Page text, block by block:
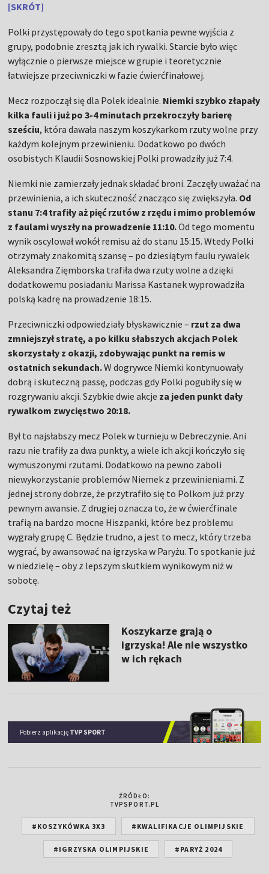
[SKRÓT]
Polki przystępowały do tego spotkania pewne wyjścia z
grupy, podobnie zresztą jak ich rywalki. Starcie było więc
wyłącznie o pierwsze miejsce w grupie i teoretycznie
łatwiejsze przeciwniczki w fazie ćwierćfinałowej.
Mecz rozpoczął się dla Polek idealnie. Niemki szybko złapały
kilka fauli i już po 3-4 minutach przekroczyły barierę
sześciu, która dawała naszym koszykarkom rzuty wolne przy
każdym kolejnym przewinieniu. Dodatkowo po dwóch
osobistych Klaudii Sosnowskiej Polki prowadziły już 7:4.
Niemki nie zamierzały jednak składać broni. Zaczęły uważać na
przewinienia, a ich skuteczność znacząco się zwiększyła. Od
stanu 7:4 trafiły aż pięć rzutów z rzędu i mimo problemów
z faulami wyszły na prowadzenie 11:10.Od tego momentu
wynik oscylował wokół remisu aż do stanu 15:15. Wtedy Polki
otrzymały znakomitą szansę – po dziesiątym faulu rywalek
Aleksandra Zięmborska trafiła dwa rzuty wolne a dzięki
dodatkowemu posiadaniu Marissa Kastanek wyprowadziła
polską kadrę na prowadzenie 18:15.
Przeciwniczki odpowiedziały błyskawicznie – rzut za dwa
zmniejszył stratę, a po kilku słabszych akcjach Polek
skorzystały z okazji, zdobywając punkt na remis w
ostatnich sekundach.W dogrywce Niemki kontynuowały
dobrą i skuteczną passę, podczas gdy Polki pogubiły się w
rozgrywaniu akcji. Szybkie dwie akcje za jeden punkt dały
rywalkom zwycięstwo 20:18.
Był to najsłabszy mecz Polek w turnieju w Debreczynie. Ani
razu nie trafiły za dwa punkty, a wiele ich akcji kończyło się
wymuszonymi rzutami. Dodatkowo na pewno zaboli
niewykorzystanie problemów Niemek z przewinieniami. Z
jednej strony dobrze, że przytrafiło się to Polkom już przy
pewnym awansie. Z drugiej oznacza to, że w ćwierćfinale
trafią na bardzo mocne Hiszpanki, które bez problemu
wygrały grupę C. Będzie trudno, a jest to mecz, który trzeba
wygrać, by awansować na igrzyska w Paryżu. To spotkanie już
w niedzielę – oby z lepszym skutkiem wynikowym niż w
sobotę.
Czytaj też
Koszykarze grają o
igrzyska! Ale nie wszystko
w ich rękach
Pobierz aplikację TVP SPORT
ŹRÓDŁO:
TVPSPORT.PL
#KOSZYKÓWKA 3X3 #KWALIFIKACJE OLIMPIJSKIE
#IGRZYSKA OLIMPIJSKIE #PARYŻ 2024